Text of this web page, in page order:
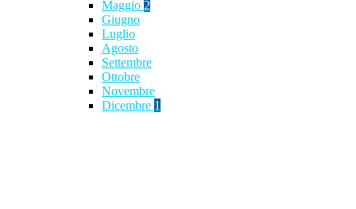
Maggio 2
Giugno
Luglio
Agosto
Settembre
Ottobre
Novembre
Dicembre 1